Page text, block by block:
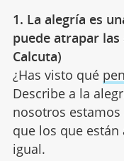
1. La alegría es
puede atrapar las
Calcuta)
¿Has visto qué
Describe a la
nosotros
que los que
igual.